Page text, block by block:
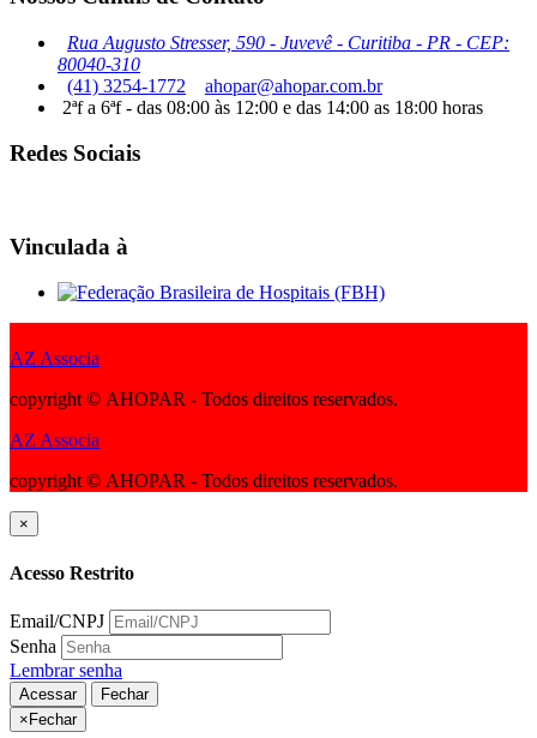
Rua Augusto Stresser, 590 - Juvevê - Curitiba - PR - CEP:
80040-310
(41) 3254-1772
ahopar@ahopar.com.br
2ªf a 6ªf - das 08:00 às 12:00 e das 14:00 as 18:00 horas
Redes Sociais
Vinculada à
AZ Associa
copyright © AHOPAR - Todos direitos reservados.
AZ Associa
copyright © AHOPAR - Todos direitos reservados.
×
Acesso Restrito
Email/CNPJ
Senha
Lembrar senha
Acessar
Fechar
× Fechar